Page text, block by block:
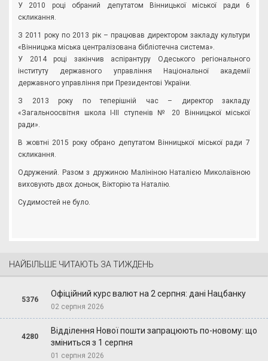
У 2010 році обраний депутатом Вінницької міської ради 6
скликання.
З 2011 року по 2013 рік – працював директором закладу культури
«Вінницька міська централізована бібліотечна система».
У 2014 році закінчив аспірантуру Одеського регіонального
інституту державного управління Національної академії
державного управління при Президентові України.
З 2013 року по теперішній час – директор закладу
«Загальноосвітня школа І-ІІІ ступенів № 20 Вінницької міської
ради».
В жовтні 2015 року обрано депутатом Вінницької міської ради 7
скликання.
Одружений. Разом з дружиною Малініною Наталією Миколаївною
виховують двох доньок, Вікторію та Наталію.
Судимостей не було.
НАЙБІЛЬШЕ ЧИТАЮТЬ ЗА ТИЖДЕНЬ
5376
Офіційний курс валют на 2 серпня: дані Нацбанку
02 серпня 2026
4280
Відділення Нової пошти запрацюють по-новому: що
зміниться з 1 серпня
01 серпня 2026